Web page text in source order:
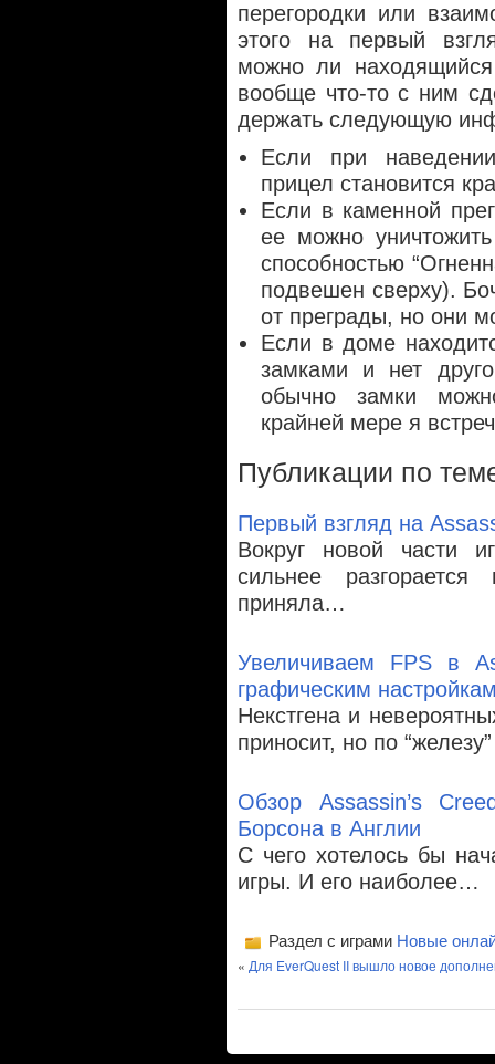
перегородки или
этого на первый
можно ли
вообще что-то с ним
держать следующую
Если при
прицел становится
Если в каменной
ее можно
способностью
подвешен сверху).
от преграды, но они
Если в доме
замками и нет
обычно замки
крайней мере я
Публикации по
Первый взгляд на
Вокруг новой части
сильнее
приняла…
Увеличиваем FPS в
графическим
Некстгена и
приносит, но по
Обзор Assassin’s
Борсона в Англии
С чего хотелось бы
игры. И его наиболее…
Раздел с играми Новые
« Для EverQuest II вышло новое